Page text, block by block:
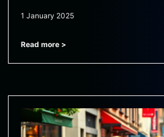
1 January 2025
Read more >